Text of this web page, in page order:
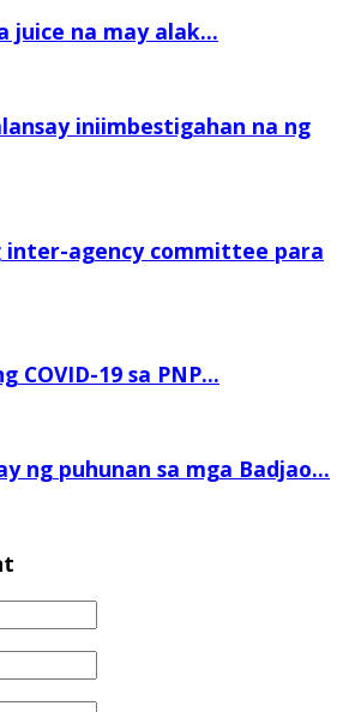
juice na may alak...
iniimbestigahan na ng
inter-agency committee para
COVID-19 sa PNP...
ng puhunan sa mga Badjao...